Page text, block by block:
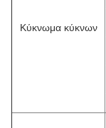
Κύκνωμα κύκνων